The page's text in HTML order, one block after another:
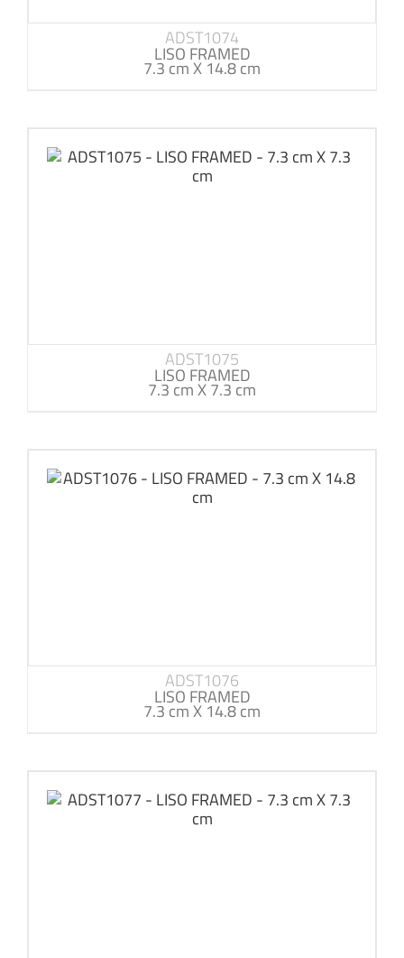
ADST1074
LISO FRAMED
7.3 cm X 14.8 cm
ADST1075
LISO FRAMED
7.3 cm X 7.3 cm
ADST1076
LISO FRAMED
7.3 cm X 14.8 cm